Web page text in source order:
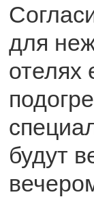
для
отелях
будут